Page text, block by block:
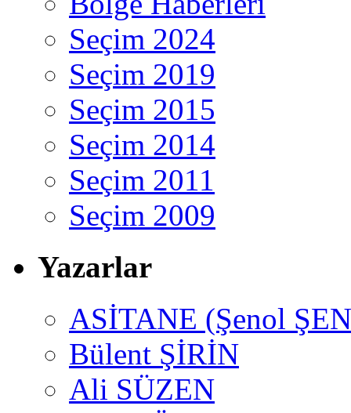
Seçim 2024
Seçim 2019
Seçim 2015
Seçim 2014
Seçim 2011
Seçim 2009
Yazarlar
ASİTANE (Şenol
Bülent ŞİRİN
Ali SÜZEN